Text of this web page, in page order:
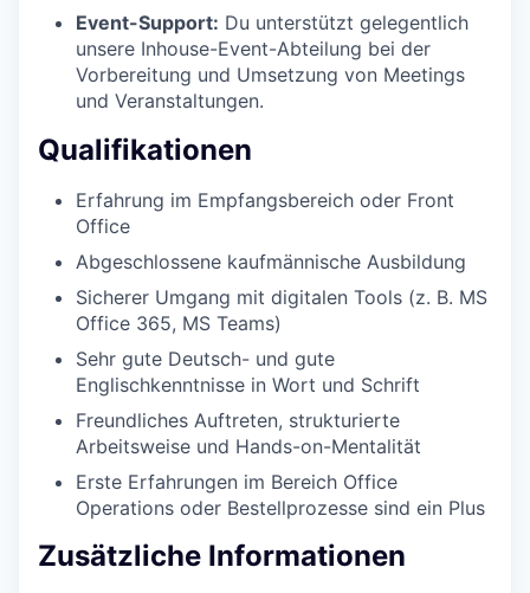
Event-Support: Du unterstützt gelegentlich
unsere Inhouse-Event-Abteilung bei der
Vorbereitung und Umsetzung von Meetings
und Veranstaltungen.
Qualifikationen
Erfahrung im Empfangsbereich oder Front
Office
Abgeschlossene kaufmännische Ausbildung
Sicherer Umgang mit digitalen Tools (z. B. MS
Office 365, MS Teams)
Sehr gute Deutsch- und gute
Englischkenntnisse in Wort und Schrift
Freundliches Auftreten, strukturierte
Arbeitsweise und Hands-on-Mentalität
Erste Erfahrungen im Bereich Office
Operations oder Bestellprozesse sind ein Plus
Zusätzliche Informationen